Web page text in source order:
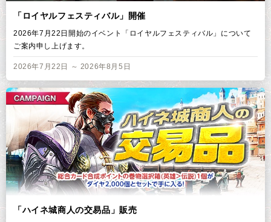
「ロイヤルフェスティバル」開催
2026年7月22日開始のイベント「ロイヤルフェスティバル」について
ご案内申し上げます。
2026年7月22日 ～ 2026年8月5日
「ハイネ城商人の交易品」販売